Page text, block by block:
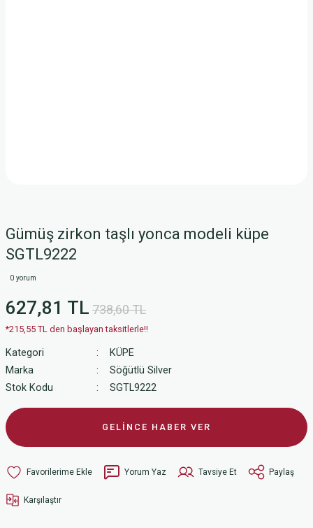
Gümüş zirkon taşlı yonca modeli küpe
SGTL9222
0 yorum
627,81 TL 738,60 TL
*215,55 TL den başlayan taksitlerle!!
Kategori
KÜPE
Marka
Söğütlü Silver
Stok Kodu
SGTL9222
GELİNCE HABER VER
Yorum Yaz Tavsiye Et Paylaş
Karşılaştır